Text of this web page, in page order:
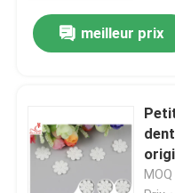
meilleur prix